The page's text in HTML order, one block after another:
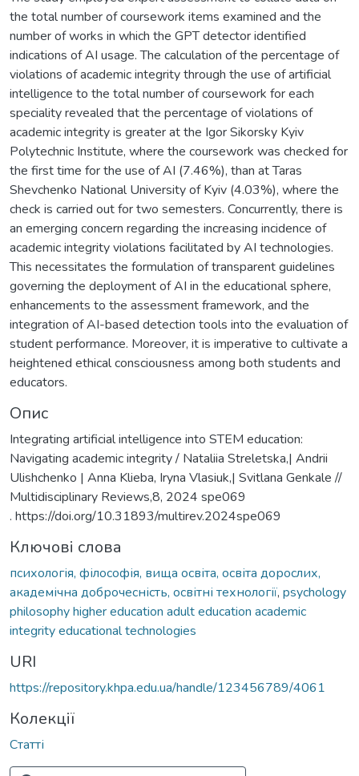
the total number of coursework items examined and the
number of works in which the GPT detector identified
indications of AI usage. The calculation of the percentage of
violations of academic integrity through the use of artificial
intelligence to the total number of coursework for each
speciality revealed that the percentage of violations of
academic integrity is greater at the Igor Sikorsky Kyiv
Polytechnic Institute, where the coursework was checked for
the first time for the use of AI (7.46%), than at Taras
Shevchenko National University of Kyiv (4.03%), where the
check is carried out for two semesters. Concurrently, there is
an emerging concern regarding the increasing incidence of
academic integrity violations facilitated by AI technologies.
This necessitates the formulation of transparent guidelines
governing the deployment of AI in the educational sphere,
enhancements to the assessment framework, and the
integration of AI-based detection tools into the evaluation of
student performance. Moreover, it is imperative to cultivate a
heightened ethical consciousness among both students and
educators.
Опис
Integrating artificial intelligence into STEM education:
Navigating academic integrity / Nataliia Streletska,| Andrii
Ulishchenko | Anna Klieba, Iryna Vlasiuk,| Svitlana Genkale //
Multidisciplinary Reviews,8, 2024 spe069
. https://doi.org/10.31893/multirev.2024spe069
Ключові слова
психологія, філософія, вища освіта, освіта дорослих,
академічна доброчесність, освітні технології, psychology
philosophy higher education adult education academic
integrity educational technologies
URI
https://repository.khpa.edu.ua/handle/123456789/4061
Колекції
Статті